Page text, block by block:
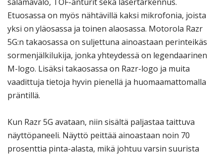
Etuosassa on myös nähtävillä kaksi mikrofonia, joista
yksi on yläosassa ja toinen alaosassa. Motorola Razr
5G:n takaosassa on suljettuna ainoastaan perinteikäs
sormenjälkilukija, jonka yhteydessä on legendaarinen
M-logo. Lisäksi takaosassa on Razr-logo ja muita
vaadittuja tietoja hyvin pienellä ja huomaamattomalla
präntillä.
Kun Razr 5G avataan, niin sisältä paljastaa taittuva
näyttöpaneeli. Näyttö peittää ainoastaan noin 70
prosenttia pinta-alasta, mikä johtuu varsin suurista